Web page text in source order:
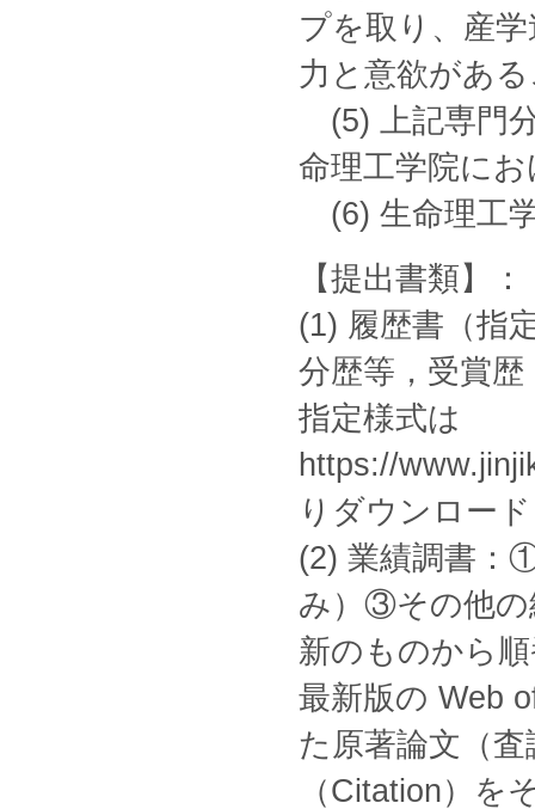
プを取り、産
力と意欲があ
(5) 上記専門
命理工学院に
(6) 生命理工
【提出書類】
(1) 履歴書（指
分歴等，受賞
指定様式は
https://
りダウンロード
(2) 業績調書：
み）③その他の
新のものから
最新版の Web
た原著論文（
（Citation）を